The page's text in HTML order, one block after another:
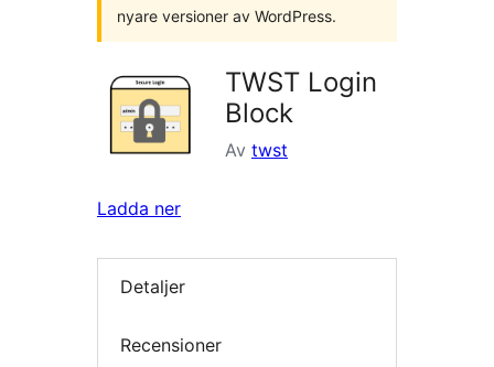
nyare versioner av WordPress.
TWST Login
Block
Av twst
Ladda ner
Detaljer
Recensioner